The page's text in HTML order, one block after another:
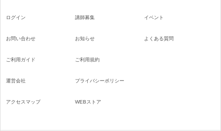
ログイン
お問い合わせ
講師募集
お知らせ
イベント
よくある質問
ご利用ガイド
運営会社
アクセスマップ
ご利用規約
プライバシーポリシー
WEBストア